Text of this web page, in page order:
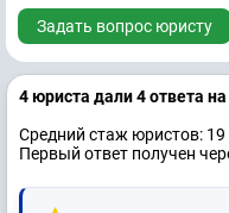
Задать вопрос юристу
4 юристa дали 4 ответa
Средний стаж юристов: 19
Первый ответ получен